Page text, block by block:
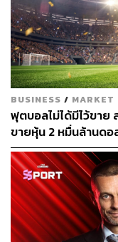
BUSINESS / MARKET
ฟุตบอลไม่ได้มีไว้ขาย
ขายหุ้น 2 หมื่นล้านดอ
คว่ำบาตร